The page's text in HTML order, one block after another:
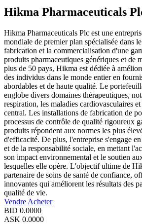
Hikma Pharmaceuticals
Hikma Pharmaceuticals Plc est une
mondiale de premier plan spécialisée dans
fabrication et la commercialisation d'une
produits pharmaceutiques génériques et de
plus de 50 pays, Hikma est dédiée à
des individus dans le monde entier en
abordables et de haute qualité. Le
englobe divers domaines thérapeutiques,
respiration, les maladies cardiovasculaires
central. Les installations de fabrication de
processus de contrôle de qualité rigoureux
produits répondent aux normes les plus
d'efficacité. De plus, l'entreprise s'engage
et de la responsabilité sociale, en mettant
son impact environnemental et le soutien
lesquelles elle opère. L'objectif ultime de
partenaire de soins de santé de confiance,
innovantes qui améliorent les résultats des
qualité de vie.
Vendre Acheter
BID 0.0000
ASK 0.0000